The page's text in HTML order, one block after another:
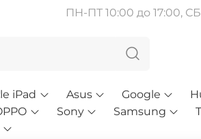
ПН-ПТ 10:00 до 17:00, СБ
iPad Asus Google
Sony Samsung